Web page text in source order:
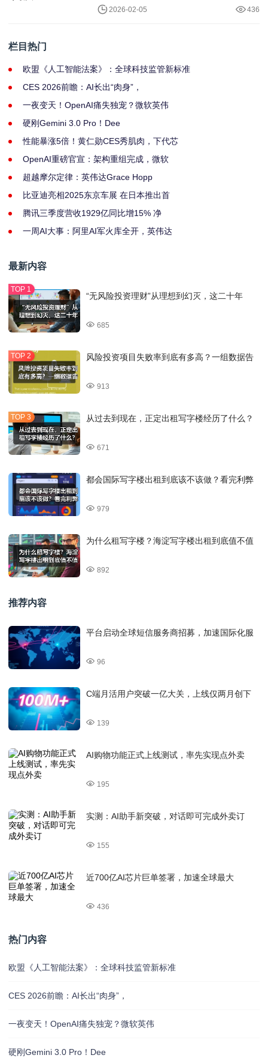
2026-02-05 436
栏目热门
欧盟《人工智能法案》：全球科技监管新标准
CES 2026前瞻：AI长出“肉身”，
一夜变天！OpenAI痛失独宠？微软英伟
硬刚Gemini 3.0 Pro！Dee
性能暴涨5倍！黄仁勋CES秀肌肉，下代芯
OpenAI重磅官宣：架构重组完成，微软
超越摩尔定律：英伟达Grace Hopp
比亚迪亮相2025东京车展 在日本推出首
腾讯三季度营收1929亿同比增15% 净
一周AI大事：阿里AI军火库全开，英伟达
最新内容
“无风险投资理财”从理想到幻灭，这二十年
685
风险投资项目失败率到底有多高？一组数据告
913
从过去到现在，正定出租写字楼经历了什么？
671
都会国际写字楼出租到底该不该做？看完利弊
979
为什么租写字楼？海淀写字楼出租到底值不值
892
推荐内容
平台启动全球短信服务商招募，加速国际化服
96
C端月活用户突破一亿大关，上线仅两月创下
139
AI购物功能正式上线测试，率先实现点外卖
195
实测：AI助手新突破，对话即可完成外卖订
155
近700亿AI芯片巨单签署，加速全球最大
436
热门内容
欧盟《人工智能法案》：全球科技监管新标准
CES 2026前瞻：AI长出“肉身”，
一夜变天！OpenAI痛失独宠？微软英伟
硬刚Gemini 3.0 Pro！Dee